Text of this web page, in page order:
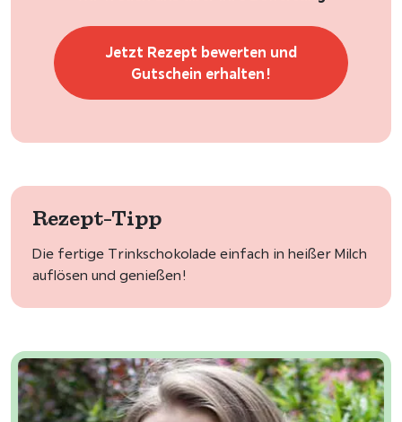
Jetzt Rezept bewerten und
Gutschein erhalten!
Rezept-Tipp
Die fertige Trinkschokolade einfach in heißer Milch
auflösen und genießen!